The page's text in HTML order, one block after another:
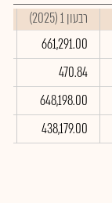
רבעון 1 (2025)
661,291.00
470.84
648,198.00
438,179.00